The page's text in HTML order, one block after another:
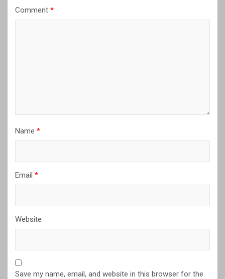
Comment *
Name *
Email *
Website
Save my name, email, and website in this browser for the